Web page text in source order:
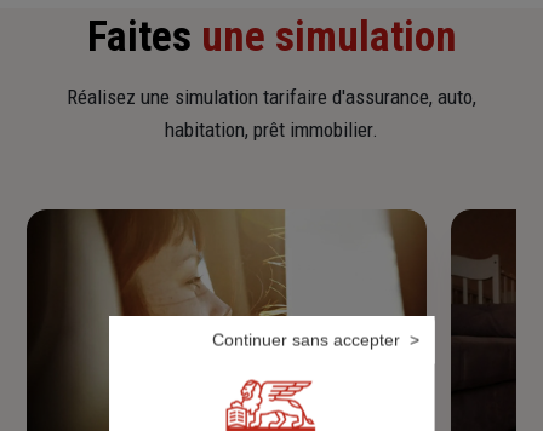
Faites une simulation
Réalisez une simulation tarifaire d'assurance, auto,
habitation, prêt immobilier.
Continuer sans accepter